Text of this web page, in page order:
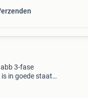
3-fase
in goede staat